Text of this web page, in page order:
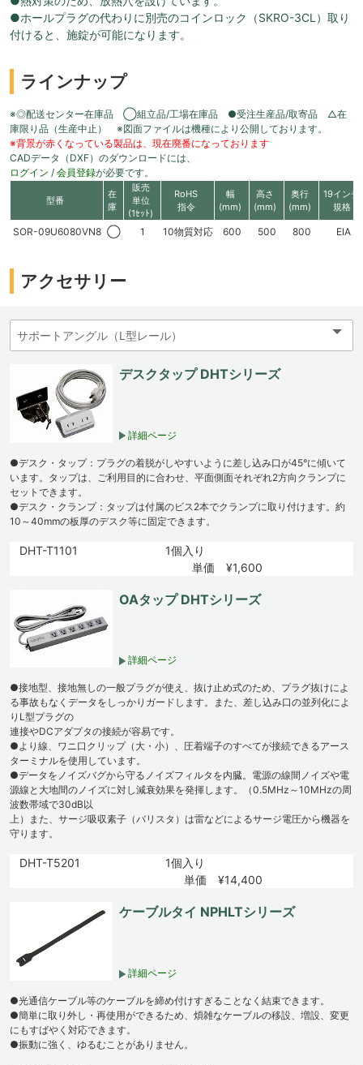
●ホールプラグの代わりに別売のコインロック（SKRO-3CL）取り
付けると、施錠が可能になります。
ラインナップ
※◎配送センター在庫品 ◯組立品/工場在庫品 ●受注生産品/取寄品 △在
庫限り品（生産中止） ※図面ファイルは機種により公開しております。
※背景が赤くなっている製品は、現在廃番になっております
CADデータ（DXF）のダウンロードには、
ログイン / 会員登録が必要です。
型番
在
庫
販売
単位
(1ｾｯﾄ)
RoHS
指令
幅
(mm)
高さ
(mm)
奥行
(mm)
19インチ
規格
SOR-09U6080VN8 ◯ 1 10物質対応 600 500 800 EIA
アクセサリー
デスクタップ DHTシリーズ
詳細ページ
●デスク・タップ：プラグの着脱がしやすいように差し込み口が45°に傾いて
います。タップは、ご利用目的に合わせ、平面側面それぞれ2方向クランプに
セットできます。
●デスク・クランプ：タップは付属のビス2本でクランプに取り付けます。約
10～40mmの板厚のデスク等に固定できます。
DHT-T1101
1個入り
単価 ¥1,600
OAタップ DHTシリーズ
詳細ページ
●接地型、接地無しの一般プラグが使え、抜け止め式のため、プラグ抜けによ
る事故もなくデータをしっかりガードします。また、差し込み口の並列化によ
りL型プラグの
連接やDCアダプタの接続が容易です。
●より線、ワニ口クリップ（大・小）、圧着端子のすべてが接続できるアース
ターミナルを使用しています。
●データをノイズバグから守るノイズフィルタを内臓。電源の線間ノイズや電
源線と大地間のノイズに対し減衰効果を発揮します。（0.5MHz～10MHzの周
波数帯域で30dB以
上）また、サージ吸収素子（バリスタ）は雷などによるサージ電圧から機器を
守ります。
DHT-T5201
1個入り
単価 ¥14,400
ケーブルタイ NPHLTシリーズ
詳細ページ
●光通信ケーブル等のケーブルを締め付けすぎることなく結束できます。
●簡単に取り外し・再使用ができるため、煩雑なケーブルの移設、増設、変更
にもすばやく対応できます。
●振動に強く、ゆるむことがありません。